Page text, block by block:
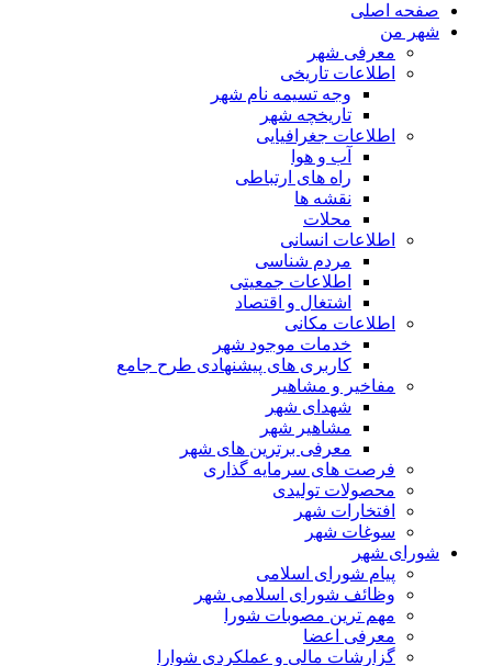
صفحه اصلی
شهر من
معرفی شهر
اطلاعات تاریخی
وجه تسیمه نام شهر
تاریخچه شهر
اطلاعات جغرافیایی
آب و هوا
راه های ارتباطی
نقشه ها
محلات
اطلاعات انسانی
مردم شناسی
اطلاعات جمعیتی
اشتغال و اقتصاد
اطلاعات مکانی
خدمات موجود شهر
کاربری های پیشنهادی طرح جامع
مفاخیر و مشاهیر
شهدای شهر
مشاهیر شهر
معرفی برترین های شهر
فرصت های سرمایه گذاری
محصولات تولیدی
افتخارات شهر
سوغات شهر
شورای شهر
پیام شورای اسلامی
وظائف شورای اسلامی شهر
مهم ترین مصوبات شورا
معرفی اعضا
گزارشات مالی و عملکردی شوارا